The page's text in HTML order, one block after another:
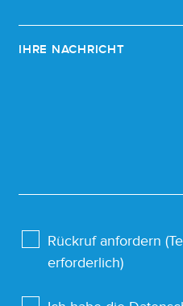
IHRE NACHRICHT
Rückruf anfordern
erforderlich)